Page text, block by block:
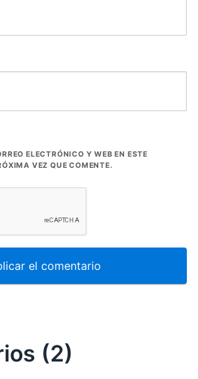
ELECTRÓNICO Y WEB EN ESTE
VEZ QUE COMENTE.
(2)